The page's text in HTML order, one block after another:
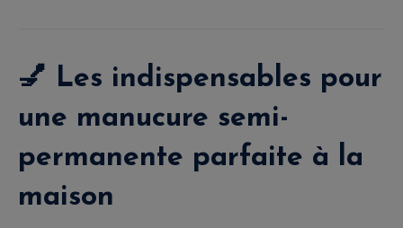
💅 Les indispensables pour
une manucure semi-
permanente parfaite à la
maison